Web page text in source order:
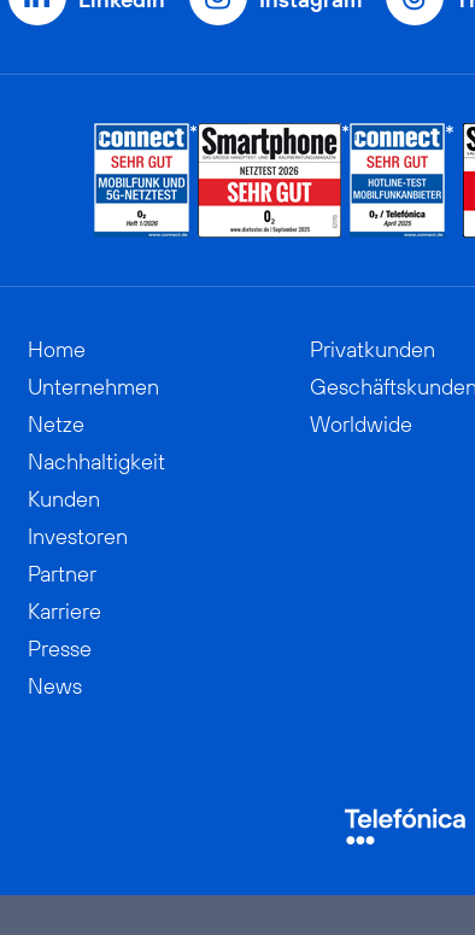
Home
Unternehmen
Netze
Nachhaltigkeit
Kunden
Investoren
Partner
Karriere
Presse
News
Privatkunden
Geschäftskunden
Worldwide